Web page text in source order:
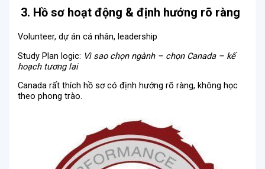
3. Hồ sơ hoạt động & định hướng rõ ràng
Volunteer, dự án cá nhân, leadership
Study Plan logic: Vì sao chọn ngành – chọn Canada – kế
hoạch tương lai
Canada rất thích hồ sơ có định hướng rõ ràng, không học
theo phong trào.